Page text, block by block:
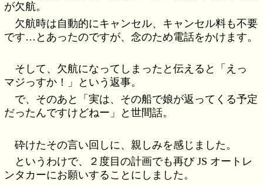
が欠航。
欠航時は自動的にキャンセル、キャンセル料も不要
です…とあったのですが、念のため電話をかけます。
そして、欠航になってしまったと伝えると「えっ
マジっすか！」という返事。
で、そのあと「実は、その船で娘が返ってくる予定
だったんですけどねー」と世間話。
砕けたその言い回しに、親しみを感じました。
というわけで、２度目の計画でも再び JS オートレ
ンタカーにお願いすることにしました。